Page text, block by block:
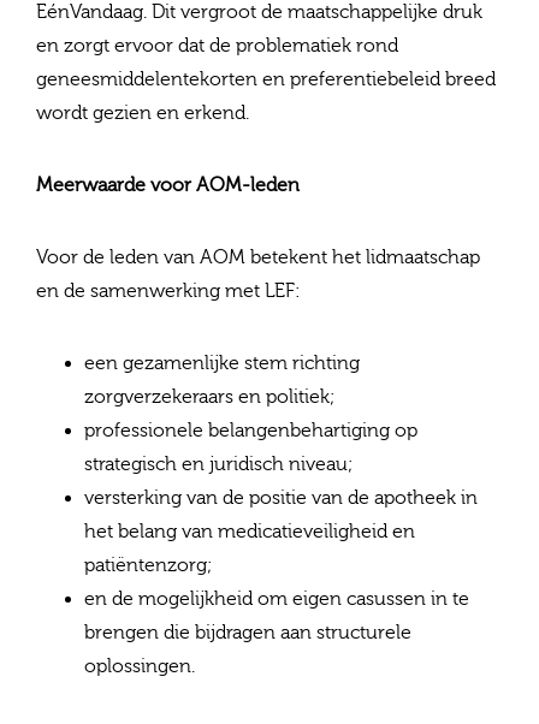
EénVandaag. Dit vergroot de maatschappelijke druk
en zorgt ervoor dat de problematiek rond
geneesmiddelentekorten en preferentiebeleid breed
wordt gezien en erkend.
Meerwaarde voor AOM‑leden
Voor de leden van AOM betekent het lidmaatschap
en de samenwerking met LEF:
een gezamenlijke stem richting
zorgverzekeraars en politiek;
professionele belangenbehartiging op
strategisch en juridisch niveau;
versterking van de positie van de apotheek in
het belang van medicatieveiligheid en
patiëntenzorg;
en de mogelijkheid om eigen casussen in te
brengen die bijdragen aan structurele
oplossingen.